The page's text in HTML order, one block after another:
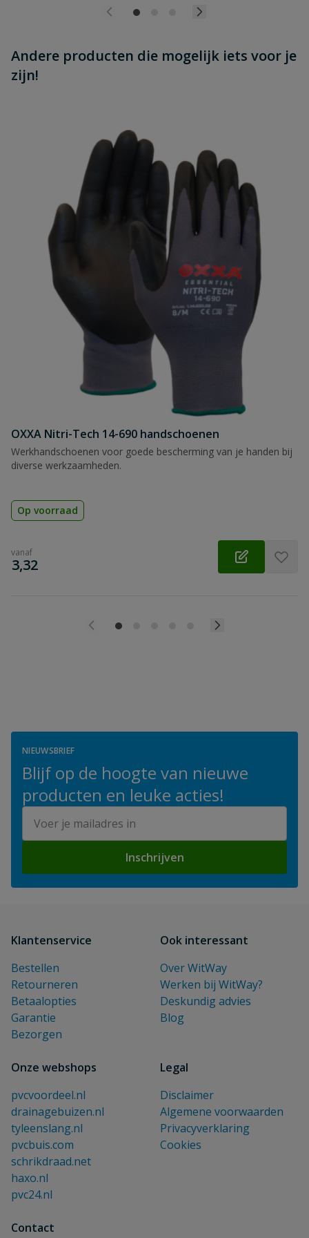
Andere producten die mogelijk iets voor je
zijn!
OXXA Nitri-Tech 14-690 handschoenen
Werkhandschoenen voor goede bescherming van je handen bij
diverse werkzaamheden.
Op voorraad
vanaf
€
3,32
NIEUWSBRIEF
Blijf op de hoogte van nieuwe
producten en leuke acties!
Inschrijven
Klantenservice
Bestellen
Retourneren
Betaalopties
Garantie
Bezorgen
Ook interessant
Over WitWay
Werken bij WitWay?
Deskundig advies
Blog
Onze webshops
pvcvoordeel.nl
drainagebuizen.nl
tyleenslang.nl
pvcbuis.com
schrikdraad.net
haxo.nl
pvc24.nl
Legal
Disclaimer
Algemene voorwaarden
Privacyverklaring
Cookies
Contact